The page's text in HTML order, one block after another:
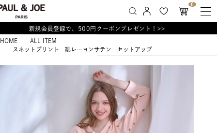
0
新規会員登録で、500円クーポンプレゼント！>>
HOME
ALL ITEM
ヌネットプリント 綿レーヨンサテン セットアップ